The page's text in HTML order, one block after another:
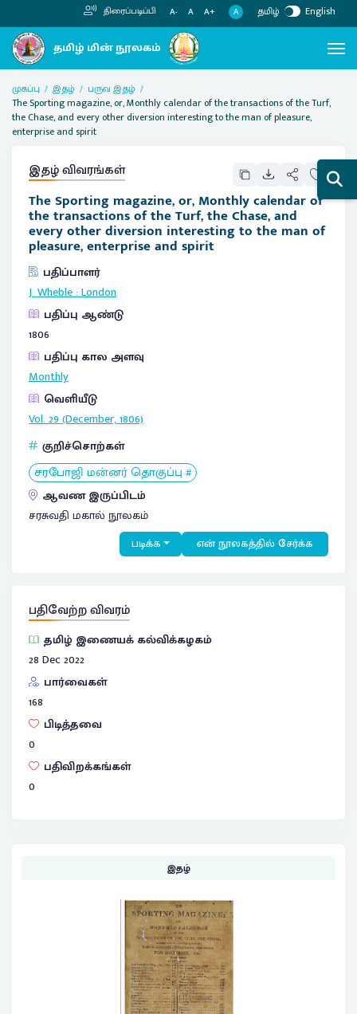
திரைப்படிப்பி A- A A+ A தமிழ் English
முகப்பு இதழ்
பருவ இதழ்
The Sporting magazine, or, Monthly calendar of the transactions of the Turf,
the Chase, and every other diversion interesting to the man of pleasure,
enterprise and spirit
இதழ் விவரங்கள்
The Sporting magazine, or, Monthly calendar of
the transactions of the Turf, the Chase, and
every other diversion interesting to the man of
pleasure, enterprise and spirit
பதிப்பாளர்
J. Wheble:London
பதிப்பு ஆண்டு
1806
பதிப்பு கால அளவு
Monthly
வெளியீடு
Vol. 29 (December, 1806)
குறிச்சொற்கள்
சரபோஜி மன்னர் தொகுப்பு #
ஆவண இருப்பிடம்
சரசுவதி மகால் நூலகம்
படிக்க என் நூலகத்தில் சேர்க்க
பதிவேற்ற விவரம்
தமிழ் இணையக் கல்விக்கழகம்
28 Dec 2022
பார்வைகள்
168
பிடித்தவை
0
பதிவிறக்கங்கள்
0
இதழ்